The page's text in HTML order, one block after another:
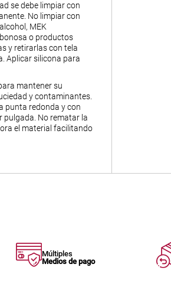
se debe limpiar con
No limpiar con
MEK
o productos
y retirarlas con tela
Aplicar silicona para
mantener su
y contaminantes.
punta redonda y con
pulgada. No rematar la
el material facilitando
Múltiples
Medios de pago